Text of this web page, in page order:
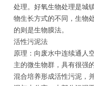
处理。好氧生物处理是城
物生长方式的不同，生物
的则是生物膜法。
活性污泥法
原理：向废水中连续通人
主的微生物群，具有很强
混合培养形成活性污泥，